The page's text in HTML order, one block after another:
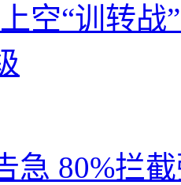
空“训转
急 80%拦